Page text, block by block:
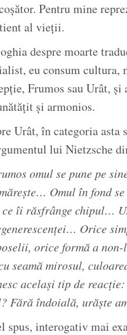
Pentru mine
al vieții.
despre moarte
eu consum cultura,
Frumos sau Urât,
și armonios.
Urât, în categoria
lui Nietzsche
omul se pune pe
Omul în fond
ce îi răsfrânge chipul…
Orice
orice formă a
seamă mirosul,
același tip de
Fără îndoială, urăște
spus, interogativ mai